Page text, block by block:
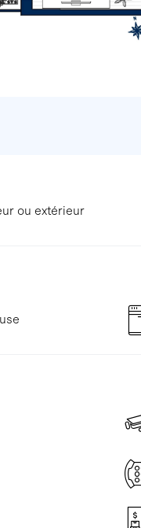
ou extérieur